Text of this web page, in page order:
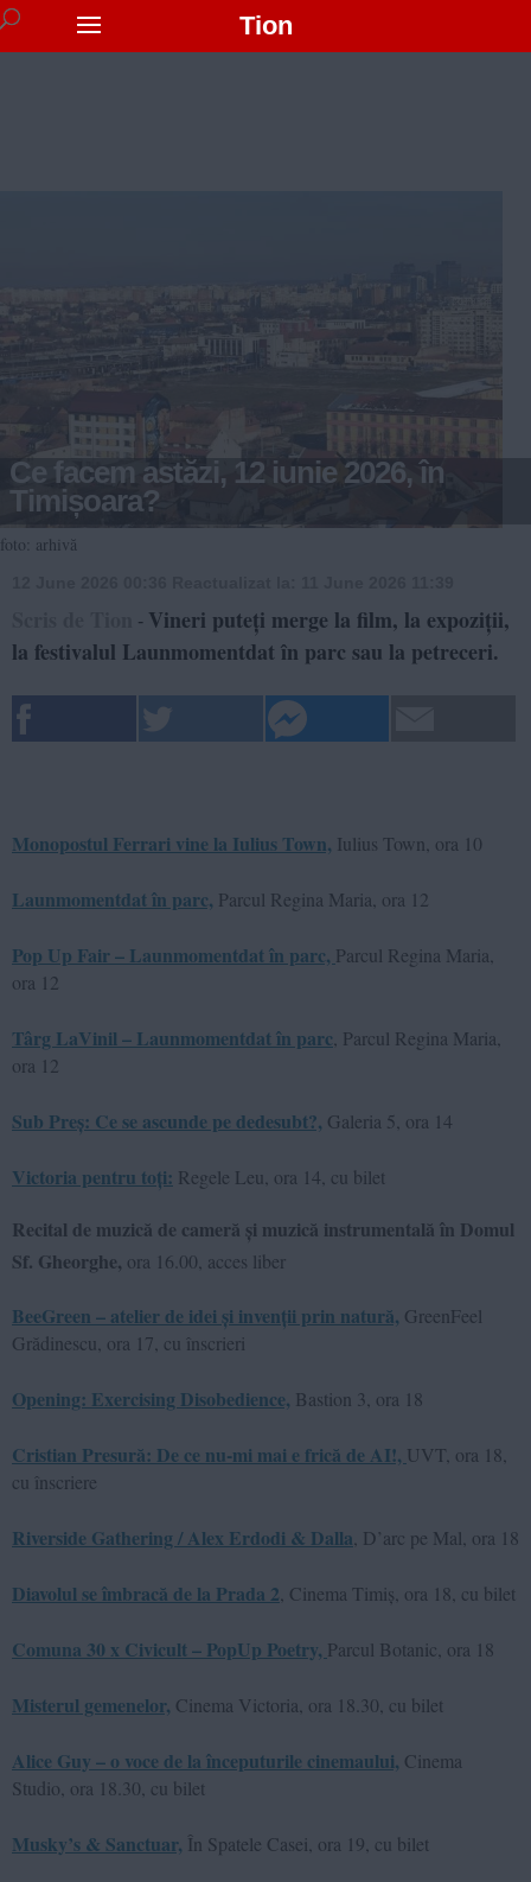
Tion
Ce facem astăzi, 12 iunie 2026, în
Timișoara?
foto: arhivă
- Vineri puteți merge la film, la expoziții,
la festivalul Launmomentdat în parc sau la petreceri.
Monopostul Ferrari vine la Iulius Town, Iulius Town, ora 10
Launmomentdat în parc, Parcul Regina Maria, ora 12
Pop Up Fair – Launmomentdat în parc, Parcul Regina Maria,
ora 12
Târg LaVinil – Launmomentdat în parc , Parcul Regina Maria,
ora 12
Sub Preș: Ce se ascunde pe dedesubt?, Galeria 5, ora 14
Victoria pentru toți: Regele Leu, ora 14, cu bilet
Recital de muzică de cameră și muzică instrumentală în Domul
Sf. Gheorghe, ora 16.00, acces liber
BeeGreen – atelier de idei și invenții prin natură, GreenFeel
Grădinescu, ora 17, cu înscrieri
Opening: Exercising Disobedience, Bastion 3, ora 18
Cristian Presură: De ce nu-mi mai e frică de AI!, UVT, ora 18,
cu înscriere
Riverside Gathering / Alex Erdodi & Dalla , D’arc pe Mal, ora 18
Diavolul se îmbracă de la Prada 2 , Cinema Timiș, ora 18, cu bilet
Comuna 30 x Civicult – PopUp Poetry, Parcul Botanic, ora 18
Misterul gemenelor, Cinema Victoria, ora 18.30, cu bilet
Alice Guy – o voce de la începuturile cinemaului, Cinema
Studio, ora 18.30, cu bilet
Musky’s & Sanctuar, În Spatele Casei, ora 19, cu bilet